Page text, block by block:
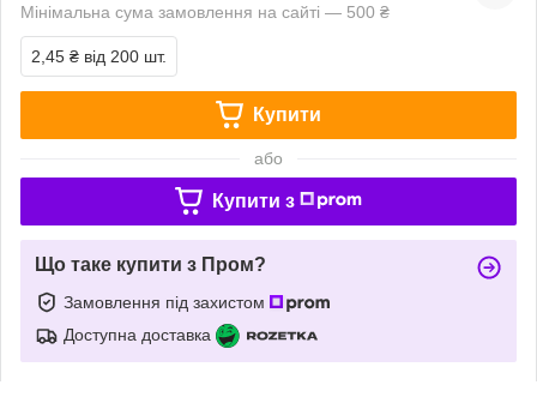
Мінімальна сума замовлення на сайті — 500 ₴
2,45 ₴ від 200 шт.
Купити
або
Купити з
Що таке купити з Пром?
Замовлення під захистом
Доступна доставка